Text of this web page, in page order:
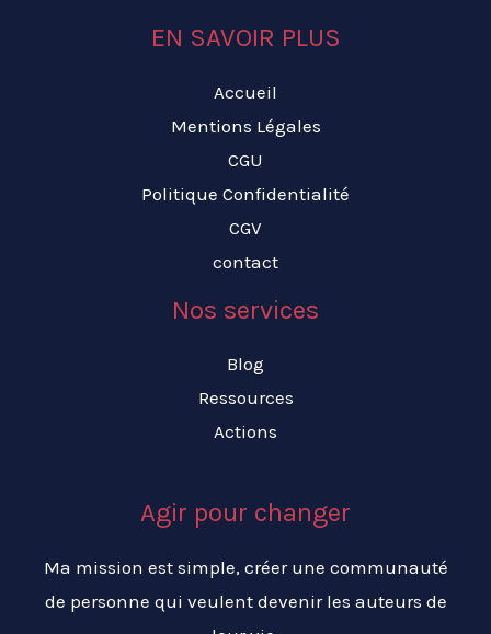
EN SAVOIR PLUS
Accueil
Mentions Légales
CGU
Politique Confidentialité
CGV
contact
Nos services
Blog
Ressources
Actions
Agir pour changer
Ma mission est simple, créer une communauté
de personne qui veulent devenir les auteurs de